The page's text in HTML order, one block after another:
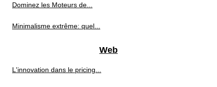
Dominez les Moteurs de...
Minimalisme extrême: quel...
Web
L'innovation dans le pricing...